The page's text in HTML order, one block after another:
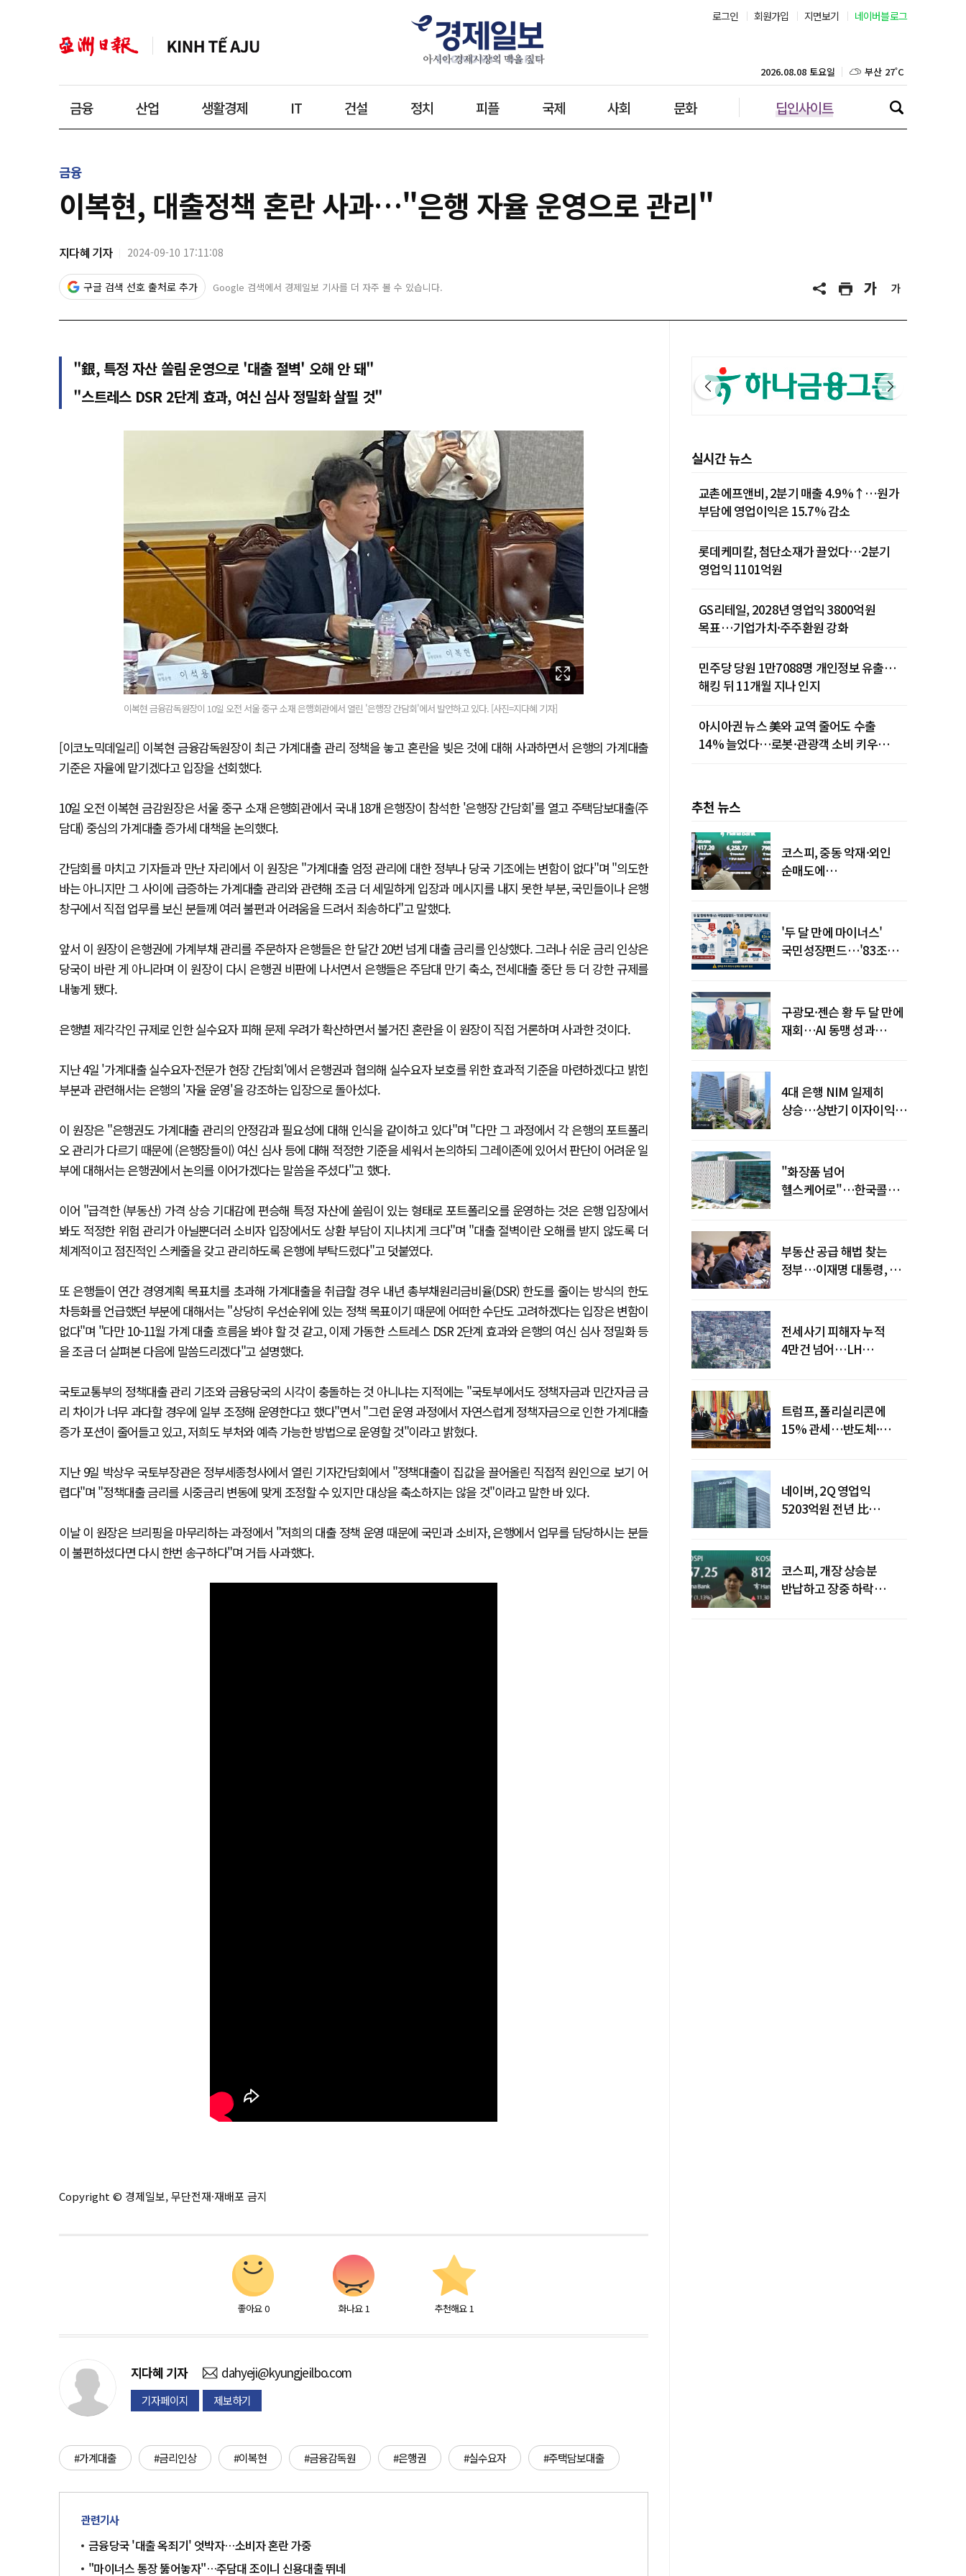
로그인 회원가입 지면보기 네이버블로그
금융 산업 생활경제 IT 건설 정치 피플 국제 사회 문화 딥인사이트
2026.08.08 토요일 대구 25˚C
인천 29˚C
제주 29˚C
금융
이복현, 대출정책 혼란 사과…"은행 자율 운영으로 관리"
지다혜 기자 2024-09-10 17:11:08
구글 검색 선호 출처로 추가 Google 검색에서 경제일보 기사를 더 자주 볼 수 있습니다.
"銀, 특정 자산 쏠림 운영으로 '대출 절벽' 오해 안 돼"
"스트레스 DSR 2단계 효과, 여신 심사 정밀화 살필 것"
이복현 금융감독원장이 10일 오전 서울 중구 소재 은행회관에서 열린 '은행장 간담회'에서 발언하고 있다. [사진=지다혜 기자]
[이코노믹데일리] 이복현 금융감독원장이 최근 가계대출 관리 정책을 놓고 혼란을 빚은 것에 대해 사과하면서 은행의 가계대출
기준은 자율에 맡기겠다고 입장을 선회했다.
10일 오전 이복현 금감원장은 서울 중구 소재 은행회관에서 국내 18개 은행장이 참석한 '은행장 간담회'를 열고 주택담보대출(주
담대) 중심의 가계대출 증가세 대책을 논의했다.
간담회를 마치고 기자들과 만난 자리에서 이 원장은 "가계대출 엄정 관리에 대한 정부나 당국 기조에는 변함이 없다"며 "의도한
바는 아니지만 그 사이에 급증하는 가계대출 관리와 관련해 조금 더 세밀하게 입장과 메시지를 내지 못한 부분, 국민들이나 은행
창구에서 직접 업무를 보신 분들께 여러 불편과 어려움을 드려서 죄송하다"고 말했다.
앞서 이 원장이 은행권에 가계부채 관리를 주문하자 은행들은 한 달간 20번 넘게 대출 금리를 인상했다. 그러나 쉬운 금리 인상은
당국이 바란 게 아니라며 이 원장이 다시 은행권 비판에 나서면서 은행들은 주담대 만기 축소, 전세대출 중단 등 더 강한 규제를
내놓게 됐다.
은행별 제각각인 규제로 인한 실수요자 피해 문제 우려가 확산하면서 불거진 혼란을 이 원장이 직접 거론하며 사과한 것이다.
지난 4일 '가계대출 실수요자·전문가 현장 간담회'에서 은행권과 협의해 실수요자 보호를 위한 효과적 기준을 마련하겠다고 밝힌
부분과 관련해서는 은행의 '자율 운영'을 강조하는 입장으로 돌아섰다.
이 원장은 "은행권도 가계대출 관리의 안정감과 필요성에 대해 인식을 같이하고 있다"며 "다만 그 과정에서 각 은행의 포트폴리
오 관리가 다르기 때문에 (은행장들이) 여신 심사 등에 대해 적정한 기준을 세워서 논의하되 그레이존에 있어서 판단이 어려운 일
부에 대해서는 은행권에서 논의를 이어가겠다는 말씀을 주셨다"고 했다.
이어 "급격한 (부동산) 가격 상승 기대감에 편승해 특정 자산에 쏠림이 있는 형태로 포트폴리오를 운영하는 것은 은행 입장에서
봐도 적정한 위험 관리가 아닐뿐더러 소비자 입장에서도 상환 부담이 지나치게 크다"며 "대출 절벽이란 오해를 받지 않도록 더
체계적이고 점진적인 스케줄을 갖고 관리하도록 은행에 부탁드렸다"고 덧붙였다.
또 은행들이 연간 경영계획 목표치를 초과해 가계대출을 취급할 경우 내년 총부채원리금비율(DSR) 한도를 줄이는 방식의 한도
차등화를 언급했던 부분에 대해서는 "상당히 우선순위에 있는 정책 목표이기 때문에 어떠한 수단도 고려하겠다는 입장은 변함이
없다"며 "다만 10~11월 가계 대출 흐름을 봐야 할 것 같고, 이제 가동한 스트레스 DSR 2단계 효과와 은행의 여신 심사 정밀화 등
을 조금 더 살펴본 다음에 말씀드리겠다"고 설명했다.
국토교통부의 정책대출 관리 기조와 금융당국의 시각이 충돌하는 것 아니냐는 지적에는 "국토부에서도 정책자금과 민간자금 금
리 차이가 너무 과다할 경우에 일부 조정해 운영한다고 했다"면서 "그런 운영 과정에서 자연스럽게 정책자금으로 인한 가계대출
증가 포션이 줄어들고 있고, 저희도 부처와 예측 가능한 방법으로 운영할 것"이라고 밝혔다.
지난 9일 박상우 국토부장관은 정부세종청사에서 열린 기자간담회에서 "정책대출이 집값을 끌어올린 직접적 원인으로 보기 어
렵다"며 "정책대출 금리를 시중금리 변동에 맞게 조정할 수 있지만 대상을 축소하지는 않을 것"이라고 말한 바 있다.
이날 이 원장은 브리핑을 마무리하는 과정에서 "저희의 대출 정책 운영 때문에 국민과 소비자, 은행에서 업무를 담당하시는 분들
이 불편하셨다면 다시 한번 송구하다"며 거듭 사과했다.
Copyright © 경제일보, 무단전재·재배포 금지
좋아요 0 화나요 1 추천해요 1
지다혜 기자 dahyeji@kyungjeilbo.com
기자페이지 제보하기
#가계대출 #금리인상 #이복현 #금융감독원 #은행권 #실수요자 #주택담보대출
관련기사
금융당국 '대출 옥죄기' 엇박자…소비자 혼란 가중
"마이너스 통장 뚫어놓자"…주담대 조이니 신용대출 뛰네
실시간 뉴스
교촌에프앤비, 2분기 매출 4.9%↑…원가
부담에 영업이익은 15.7% 감소
롯데케미칼, 첨단소재가 끌었다…2분기
영업익 1101억원
GS리테일, 2028년 영업익 3800억원
목표…기업가치·주주환원 강화
민주당 당원 1만7088명 개인정보 유출…
해킹 뒤 11개월 지나 인지
아시아권 뉴스 美와 교역 줄어도 수출
14% 늘었다…로봇·관광객 소비 키우는
추천 뉴스
코스피, 중동 악재·외인
순매도에
'두 달 만에 마이너스'
국민성장펀드…'83조
구광모·젠슨 황 두 달 만에
재회…AI 동맹 성과
4대 은행 NIM 일제히
상승…상반기 이자이익
"화장품 넘어
헬스케어로"…한국콜마,
부동산 공급 해법 찾는
정부…이재명 대통령, 2차
전세사기 피해자 누적
4만건 넘어…LH
트럼프, 폴리실리콘에
15% 관세…반도체·
네이버, 2Q 영업익
5203억원 전년 比
코스피, 개장 상승분
반납하고 장중 하락